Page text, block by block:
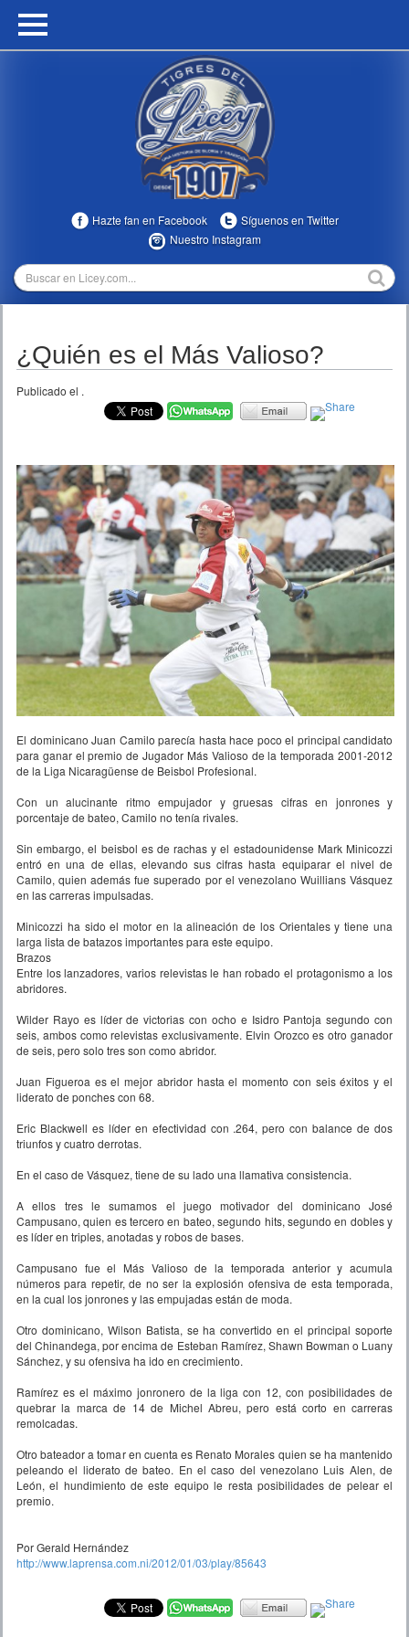
HOME
MULTIMEDIA
TEMPORADAS
Hazte fan en Facebook
Síguenos en Twitter
Nuestro Instagram
¿Quién es el Más Valioso?
Publicado el .
El dominicano Juan Camilo parecía hasta hace poco el principal candidato
para ganar el premio de Jugador Más Valioso de la temporada 2001-2012
de la Liga Nicaragüense de Beisbol Profesional.
Con un alucinante ritmo empujador y gruesas cifras en jonrones y
porcentaje de bateo, Camilo no tenía rivales.
Sin embargo, el beisbol es de rachas y el estadounidense Mark Minicozzi
entró en una de ellas, elevando sus cifras hasta equiparar el nivel de
Camilo, quien además fue superado por el venezolano Wuillians Vásquez
en las carreras impulsadas.
Minicozzi ha sido el motor en la alineación de los Orientales y tiene una
larga lista de batazos importantes para este equipo.
Brazos
Entre los lanzadores, varios relevistas le han robado el protagonismo a los
abridores.
Wilder Rayo es líder de victorias con ocho e Isidro Pantoja segundo con
seis, ambos como relevistas exclusivamente. Elvin Orozco es otro ganador
de seis, pero solo tres son como abridor.
Juan Figueroa es el mejor abridor hasta el momento con seis éxitos y el
liderato de ponches con 68.
Eric Blackwell es líder en efectividad con .264, pero con balance de dos
triunfos y cuatro derrotas.
En el caso de Vásquez, tiene de su lado una llamativa consistencia.
A ellos tres le sumamos el juego motivador del dominicano José
Campusano, quien es tercero en bateo, segundo hits, segundo en dobles y
es líder en triples, anotadas y robos de bases.
Campusano fue el Más Valioso de la temporada anterior y acumula
números para repetir, de no ser la explosión ofensiva de esta temporada,
en la cual los jonrones y las empujadas están de moda.
Otro dominicano, Wilson Batista, se ha convertido en el principal soporte
del Chinandega, por encima de Esteban Ramírez, Shawn Bowman o Luany
Sánchez, y su ofensiva ha ido en crecimiento.
Ramírez es el máximo jonronero de la liga con 12, con posibilidades de
quebrar la marca de 14 de Michel Abreu, pero está corto en carreras
remolcadas.
Otro bateador a tomar en cuenta es Renato Morales quien se ha mantenido
peleando el liderato de bateo. En el caso del venezolano Luis Alen, de
León, el hundimiento de este equipo le resta posibilidades de pelear el
premio.
Por Gerald Hernández
http://www.laprensa.com.ni/2012/01/03/play/85643